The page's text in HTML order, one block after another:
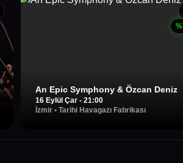
%
An Epic Symphony & Özcan Deniz
16 Eylül Çar - 21:00
İzmir •Tarihi Havagazı Fabrikası